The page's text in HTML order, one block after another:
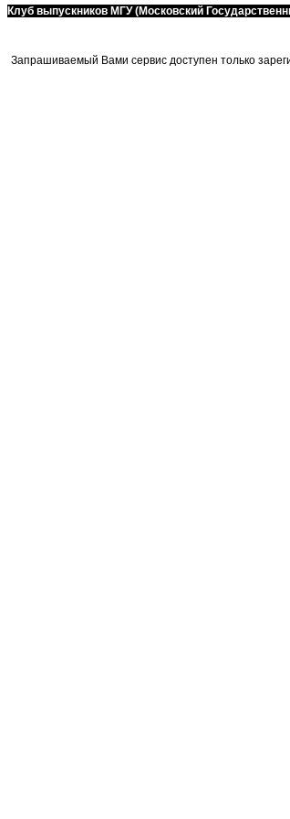
Клуб выпускников МГУ (Московский
Запрашиваемый Вами сервис доступен только